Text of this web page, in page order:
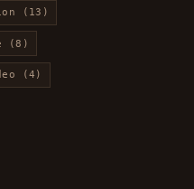
(13)
(8)
(4)